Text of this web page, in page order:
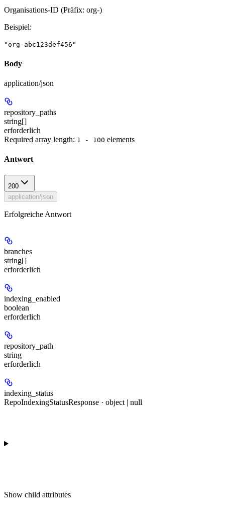
Organisations-ID (Präfix: org-)
Beispiel:
"org-abc123def456"
Body
application/json
repository_paths
string[]
erforderlich
Required array length: 1 - 100 elements
Antwort
200
application/json
Erfolgreiche Antwort
branches
string[]
erforderlich
indexing_enabled
boolean
erforderlich
repository_path
string
erforderlich
indexing_status
RepoIndexingStatusResponse · object | null
Show child attributes